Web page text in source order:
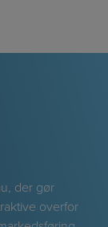
der gør
overfor